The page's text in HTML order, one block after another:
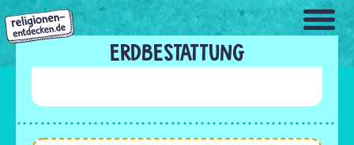
Direkt
zum
Inhalt
ERDBESTATTUNG